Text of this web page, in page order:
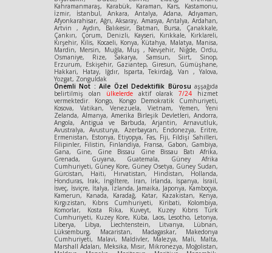
Kahramanmaraş, Karabük, Karaman, Kars, Kastamonu,
İzmir, İstanbul, Ankara, Antalya, Adana, Adıyaman,
Afyonkarahisar, Ağrı, Aksaray, Amasya, Antalya, Ardahan,
Artvin , Aydın, Balıkesir, Batman, Bursa, Çanakkale,
Çankırı, Çorum, Denizli, Kayseri, Kırıkkale, Kırklareli,
Kırşehir, Kilis, Kocaeli, Konya, Kütahya, Malatya, Manisa,
Mardin, Mersin, Muğla, Muş , Nevşehir, Niğde, Ordu,
Osmaniye, Rize, Sakarya, Samsun, Siirt, Sinop,
Erzurum, Eskişehir, Gaziantep, Giresun, Gümüşhane,
Hakkari, Hatay, Iğdır, Isparta, Tekirdağ, Van , Yalova,
Yozgat, Zonguldak
Önemli Not : Aile Özel Dedektiflik Bürosu aşşağıda
belirtilmiş olan ülkelerdeaktif olarak7/24 hizmet
vermektedir. Kongo, Kongo Demokratik Cumhuriyeti,
Kosova, Vatikan, Venezuela, Vietnam, Yemen, Yeni
Zelanda, Almanya, Amerika Birleşik Devletleri, Andorra,
Angola, Antigua ve Barbuda, Arjantin, Arnavutluk,
Avustralya, Avusturya, Azerbaycan, Endonezya, Eritre,
Ermenistan, Estonya, Etiyopya, Fas, Fiji, Fildişi Sahilleri,
Filipinler, Filistin, Finlandiya, Fransa, Gabon, Gambiya,
Gana, Gine, Gine Bissau Gine Bissau Batı Afrika,
Grenada, Guyana, Guatemala, Güney Afrika
Cumhuriyeti, Güney Kore, Güney Osetya, Güney Sudan,
Gürcistan, Haiti, Hırvatistan, Hindistan, Hollanda,
Honduras, Irak, İngiltere, İran, İrlanda, İspanya, İsrail,
İsveç, İsviçre, İtalya, İzlanda, Jamaika, Japonya, Kamboçya,
Kamerun, Kanada, Karadağ, Katar, Kazakistan, Kenya,
Kırgızistan, Kıbrıs Cumhuriyeti, Kiribati, Kolombiya,
Komorlar, Kosta Rika, Kuveyt, Kuzey Kıbrıs Türk
Cumhuriyeti, Kuzey Kore, Küba, Laos, Lesotho, Letonya,
Liberya, Libya, Liechtenstein, Litvanya, Lübnan,
Lüksemburg, Macaristan, Madagaskar, Makedonya
Cumhuriyeti, Malavi, Maldivler, Malezya, Mali, Malta,
Marshall Adaları, Meksika, Mısır, Mikronezya, Moğolistan,